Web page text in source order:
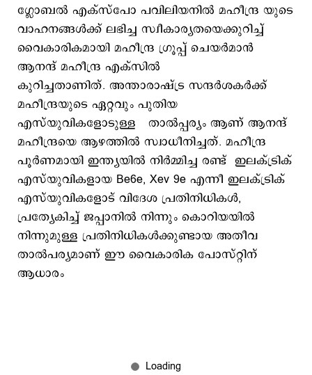
ഗ്ലോബല്‍ എക്‌സ്പോ പവിലിയനില്‍ മഹീന്ദ്ര യുടെ
വാഹനങ്ങള്‍ക്ക് ലഭിച്ച സ്വീകാര്യതയെക്കുറിച്ച്
വൈകാരികമായി മഹീന്ദ്ര ഗ്രൂപ്പ് ചെയര്‍മാന്‍
ആനന്ദ് മഹീന്ദ്ര എക്‌സില്‍
കുറിച്ചതാണിത്. അന്താരാഷ്‌ട്ര സന്ദർശകർക്ക്
മഹീന്ദ്രയുടെ ഏറ്റവും പുതിയ
എസ്‌യുവികളോടുള്ള താൽപ്പര്യം ആണ് ആനന്ദ്
മഹീന്ദ്രയെ ആഴത്തിൽ സ്വാധീനിച്ചത്. മഹീന്ദ്ര
പൂര്‍ണമായി ഇന്ത്യയില്‍ നിര്‍മ്മിച്ച രണ്ട് ഇലക്‌ട്രിക്
എസ്‌യുവികളായ Be6e, Xev 9e എന്നീ ഇലക്‌ട്രിക്
എസ്‌യുവികളോട് വിദേശ പ്രതിനിധികള്‍,
പ്രത്യേകിച്ച് ജപ്പാനിൽ നിന്നും കൊറിയയിൽ
നിന്നുമുള്ള പ്രതിനിധികള്‍ക്കുണ്ടായ അതീവ
താല്‍പര്യമാണ് ഈ വൈകാരിക പോസ്റ്റിന്
ആധാരം